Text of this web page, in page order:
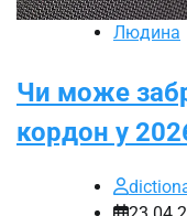
Людина
Чи може
кордон у